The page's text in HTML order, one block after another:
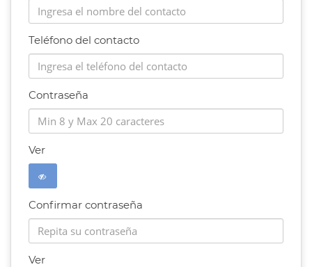
Teléfono del contacto
Contraseña
Ver
Confirmar contraseña
Ver